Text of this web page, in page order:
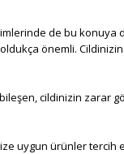
de bu konuya
önemli. Cildinizin
cildinizin zarar
uygun ürünler tercih